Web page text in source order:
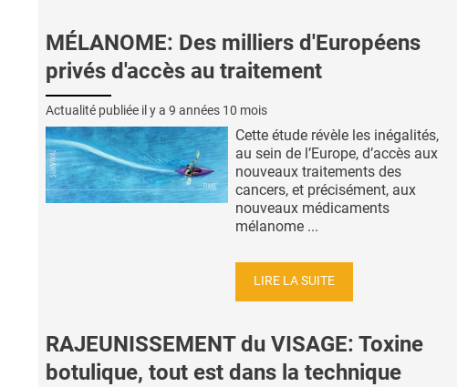
MÉLANOME: Des milliers d'Européens
privés d'accès au traitement
Actualité publiée il y a 9 années 10 mois
Cette étude révèle les inégalités,
au sein de l’Europe, d’accès aux
nouveaux traitements des
cancers, et précisément, aux
nouveaux médicaments
mélanome ...
LIRE LA SUITE
RAJEUNISSEMENT du VISAGE: Toxine
botulique, tout est dans la technique